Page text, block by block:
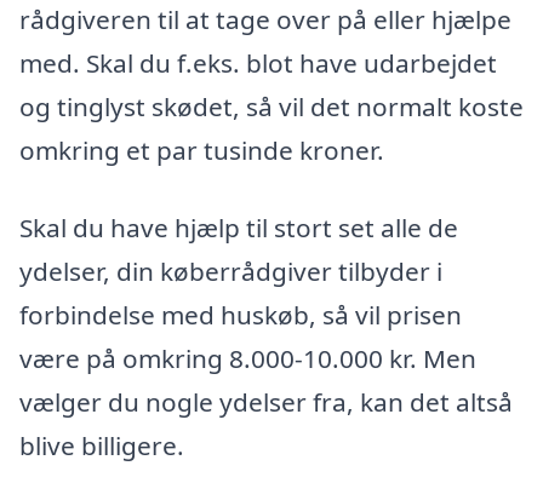
rådgiveren til at tage over på eller hjælpe
med. Skal du f.eks. blot have udarbejdet
og tinglyst skødet, så vil det normalt koste
omkring et par tusinde kroner.
Skal du have hjælp til stort set alle de
ydelser, din køberrådgiver tilbyder i
forbindelse med huskøb, så vil prisen
være på omkring 8.000-10.000 kr. Men
vælger du nogle ydelser fra, kan det altså
blive billigere.